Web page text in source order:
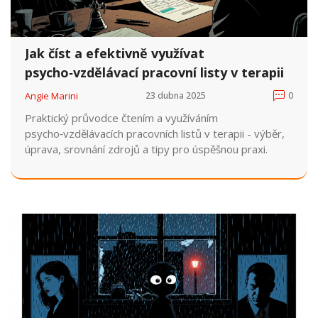
Jak číst a efektivně využívat
psycho‑vzdělávací pracovní listy v terapii
Angie Marini 23 dubna 2025 0
Praktický průvodce čtením a využíváním
psycho‑vzdělávacích pracovních listů v terapii - výběr,
úprava, srovnání zdrojů a tipy pro úspěšnou praxi.